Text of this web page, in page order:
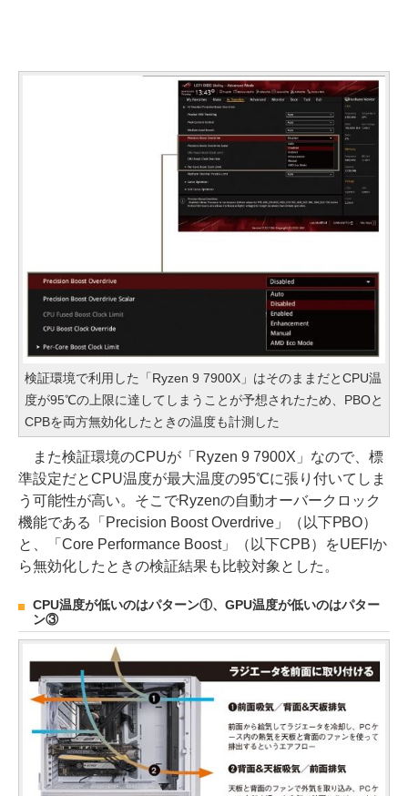
検証環境で利用した「Ryzen 9 7900X」はそのままだとCPU温
度が95℃の上限に達してしまうことが予想されたため、PBOと
CPBを両方無効化したときの温度も計測した
また検証環境のCPUが「Ryzen 9 7900X」なので、標
準設定だとCPU温度が最大温度の95℃に張り付いてしま
う可能性が高い。そこでRyzenの自動オーバークロック
機能である「Precision Boost Overdrive」（以下PBO）
と、「Core Performance Boost」（以下CPB）をUEFIか
ら無効化したときの検証結果も比較対象とした。
CPU温度が低いのはパターン①、GPU温度が低いのはパター
ン③